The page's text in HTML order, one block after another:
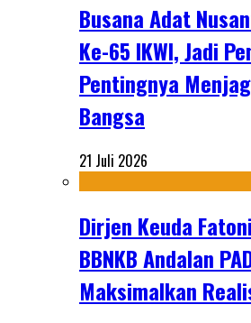
Busana Adat
Ke-65 IKWI, Jadi
Pentingnya
Bangsa
21 Juli 2026
Dirjen Keuda
BBNKB Andalan
Maksimalkan